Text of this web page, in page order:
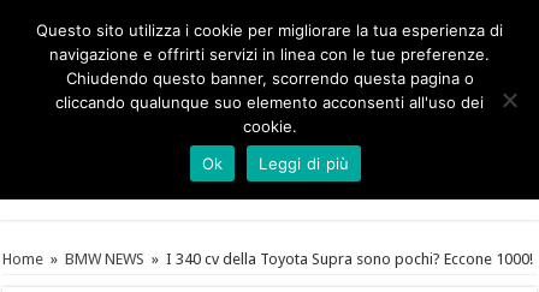
Home » BMW NEWS » I 340 cv della Toyota Supra sono pochi? Eccone 1000!
Questo sito utilizza i cookie per migliorare la tua esperienza di
navigazione e offrirti servizi in linea con le tue preferenze.
Chiudendo questo banner, scorrendo questa pagina o
cliccando qualunque suo elemento acconsenti all'uso dei
cookie.
Ok
Leggi di più